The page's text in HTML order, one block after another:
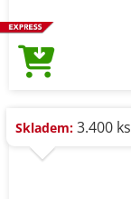
Skladem: 3.400 ks